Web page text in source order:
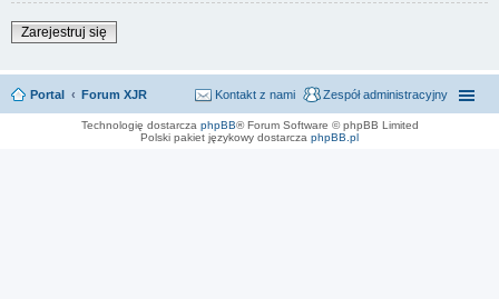
Zarejestruj się
Portal Forum XJR Zespół administracyjny
Kontakt z nami
Technologię dostarcza phpBB® Forum Software © phpBB Limited
Polski pakiet językowy dostarcza phpBB.pl